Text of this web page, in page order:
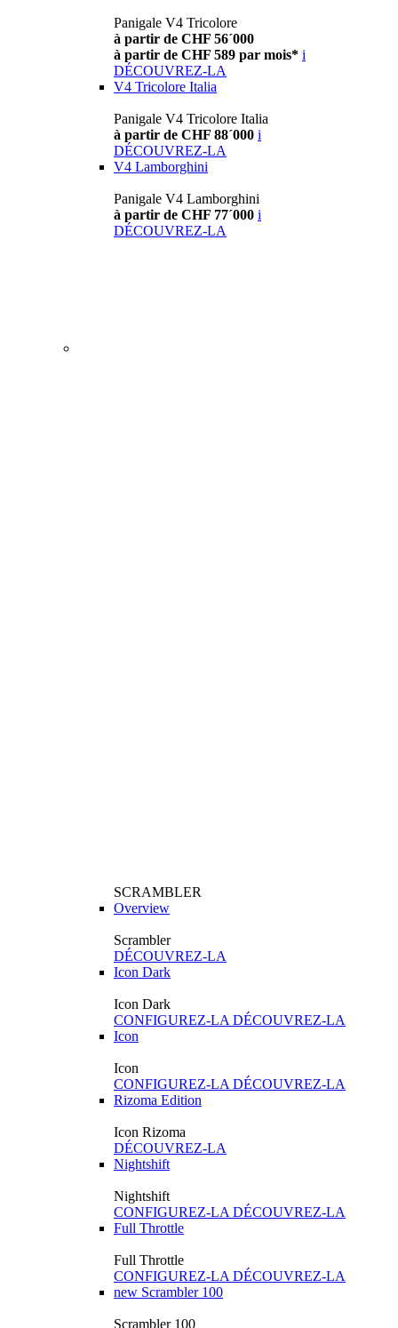
Panigale V4 Tricolore
à partir de CHF 56´000
à partir de CHF 589 par mois* i
DÉCOUVREZ-LA
V4 Tricolore Italia
Panigale V4 Tricolore Italia
à partir de CHF 88´000 i
DÉCOUVREZ-LA
V4 Lamborghini
Panigale V4 Lamborghini
à partir de CHF 77´000 i
DÉCOUVREZ-LA
SCRAMBLER
Overview
Scrambler
DÉCOUVREZ-LA
Icon Dark
Icon Dark
CONFIGUREZ-LA DÉCOUVREZ-LA
Icon
Icon
CONFIGUREZ-LA DÉCOUVREZ-LA
Rizoma Edition
Icon Rizoma
DÉCOUVREZ-LA
Nightshift
Nightshift
CONFIGUREZ-LA DÉCOUVREZ-LA
Full Throttle
Full Throttle
CONFIGUREZ-LA DÉCOUVREZ-LA
new Scrambler 100
Scrambler 100